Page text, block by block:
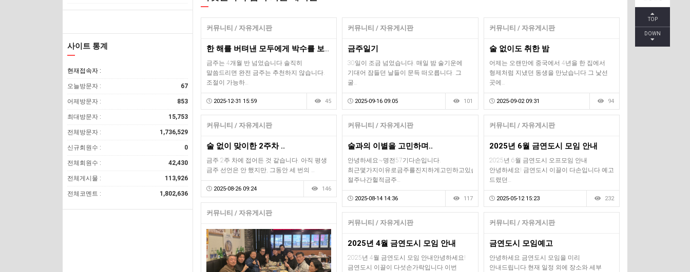
TOP
DOWN
사이트 통계
현재접속자 :
오늘방문자 : 67
어제방문자 : 853
최대방문자 : 15,753
전체방문자 : 1,736,529
신규회원수 : 0
전체회원수 : 42,430
전체게시물 : 113,926
전체코멘트 : 1,802,636
커뮤니티 / 자유게시판
한 해를 버텨낸 모두에게 박수를 보냅니다~
금주는 4개월 반 넘었습니다.솔직히
말씀드리면 완전 금주는 추천하지 않습니다.
조절이 가능하…
2025-12-31 15:59 45
커뮤니티 / 자유게시판
금주일기
30일이 조금 넘었습니다. 매일 밤 술기운에
기대어 잠들던 날들이 문득 떠오릅니다. 그
굴…
2025-09-16 09:05 101
커뮤니티 / 자유게시판
술 없이도 취한 밤
어제는 오랜만에 중국에서 4년을 한 집에서
형제처럼 지냈던 동생을 만났습니다.그 낯선
곳에…
2025-09-02 09:31 94
커뮤니티 / 자유게시판
술 없이 맞이한 2주차 ..
금주 2주 차에 접어든 것 같습니다. 아직 평생
금주 선언은 안 했지만, 그동안 세 번의 …
2025-08-26 09:24 146
커뮤니티 / 자유게시판
술과의 이별을 고민하며..
안녕하세요~명전57기다손입니다.
최근몇가지이유로금주를진지하게고민하고있습니다.
절주나간헐적금주…
2025-08-14 14:36 117
커뮤니티 / 자유게시판
2025년 6월 금연도시 모임 안내
2025년 6월 금연도시 오프모임 안내
안녕하세요! 금연도시 이끌이 다손입니다.예고
드렸던…
2025-05-12 15:23 232
커뮤니티 / 자유게시판
커뮤니티 / 자유게시판
2025년 4월 금연도시 모임 안내
2025년 4월 금연도시 모임 안내안녕하세요!
금연도시 이끌이 다섯손가락입니다.이번
커뮤니티 / 자유게시판
금연도시 모임예고
안녕하세요.금연도시 모임을 미리
안내드립니다.현재 일정 외에 장소와 세부